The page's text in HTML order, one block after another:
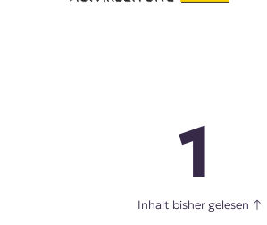
1
Inhalt bisher gelesen ↑